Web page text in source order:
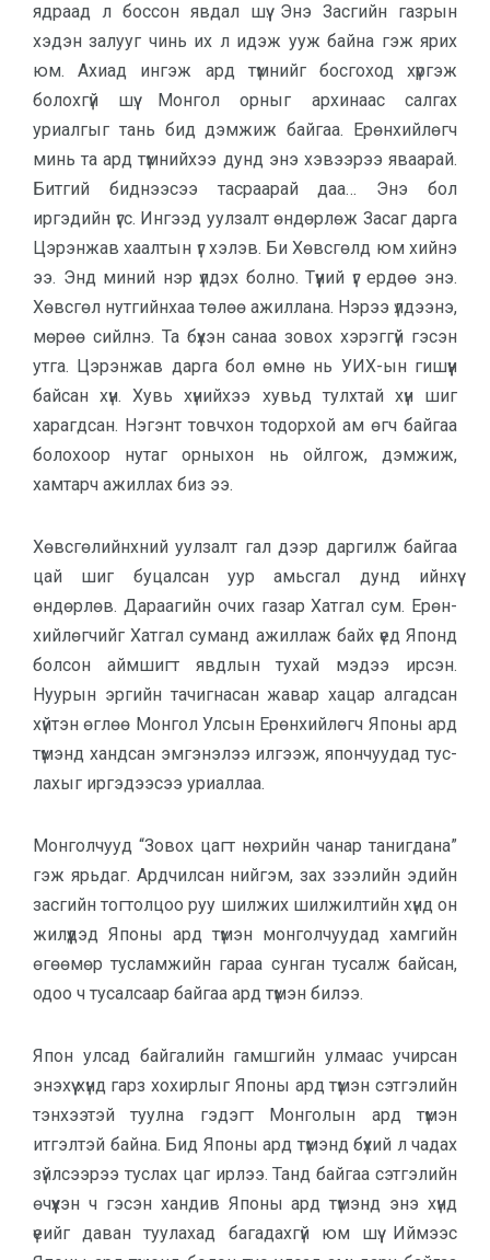
ядраад л боссон явдал шүү. Энэ Засгийн газрын
хэдэн залууг чинь их л идэж ууж байна гэж ярих
юм. Ахиад ингэж ард түмнийг бос­гоход хүргэж
болохгүй шүү. Монгол орныг архинаас салгах
уриалгыг тань бид дэмжиж байгаа. Ерөнхийлөгч
минь та ард түмнийхээ дунд энэ хэвээрээ яваарай.
Битгий биднээсээ тасраарай даа… Энэ бол
иргэдийн үгс. Ингээд уулзалт өндөрлөж Засаг дарга
Цэрэнжав хаалтын үг хэлэв. Би Хөвсгөлд юм хийнэ
ээ. Энд миний нэр үлдэх болно. Түүний үг ердөө энэ.
Хөвсгөл нутгийнхаа төлөө ажиллана. Нэрээ үлдээнэ,
мөрөө сийлнэ. Та бүхэн санаа зовох хэрэггүй гэсэн
утга. Цэрэнжав дарга бол өмнө нь УИХ-ын гишүүн
байсан хүн. Хувь хүнийхээ хувьд тулхтай хүн шиг
харагдсан. Нэгэнт товчхон тодорхой ам өгч байгаа
болохоор нутаг орныхон нь ойлгож, дэмжиж,
хамтарч ажиллах биз ээ.
Хөвсгөлийнхний уулзалт гал дээр даргилж байгаа
цай шиг буцалсан уур амьс­гал дунд ийнхүү
өндөрлөв. Да­раагийн очих газар Хатгал сум. Ерөн­
хий­лөгчийг Хатгал суманд ажил­лаж байх үед Японд
болсон аймшигт явд­лын тухай мэдээ ирсэн.
Нуурын эр­гийн тачигнасан жавар хацар алгад­сан
хүйтэн өглөө Монгол Улсын Ерөн­хийлөгч Японы ард
түмэнд хандсан эмгэнэлээ илгээж, япон­чуудад тус­
лахыг иргэдээсээ уриал­лаа.
Монголчууд “Зовох цагт нөхрийн чанар танигдана”
гэж ярьдаг. Ард­чилсан нийгэм, зах зээлийн эдийн
зас­гийн тогтолцоо руу шилжих шил­жил­тийн хүнд он
жилүүдэд Японы ард тү­мэн монголчуудад хамгийн
өгөө­мөр тусламжийн гараа сунган тусалж байсан,
одоо ч тусалсаар байгаа ард түмэн билээ.
Япон улсад байгалийн гамшгийн улмаас учирсан
энэхүү хүнд гарз хохирлыг Японы ард түмэн сэтгэлийн
тэнхээтэй туулна гэдэгт Монголын ард түмэн
итгэлтэй байна. Бид Японы ард түмэнд бүхий л чадах
зүйлсээрээ туслах цаг ирлээ. Танд байгаа сэтгэлийн
өчүүхэн ч гэсэн хандив Японы ард түмэнд энэ хүнд
үеийг даван туулахад багадахгүй юм шүү. Иймээс